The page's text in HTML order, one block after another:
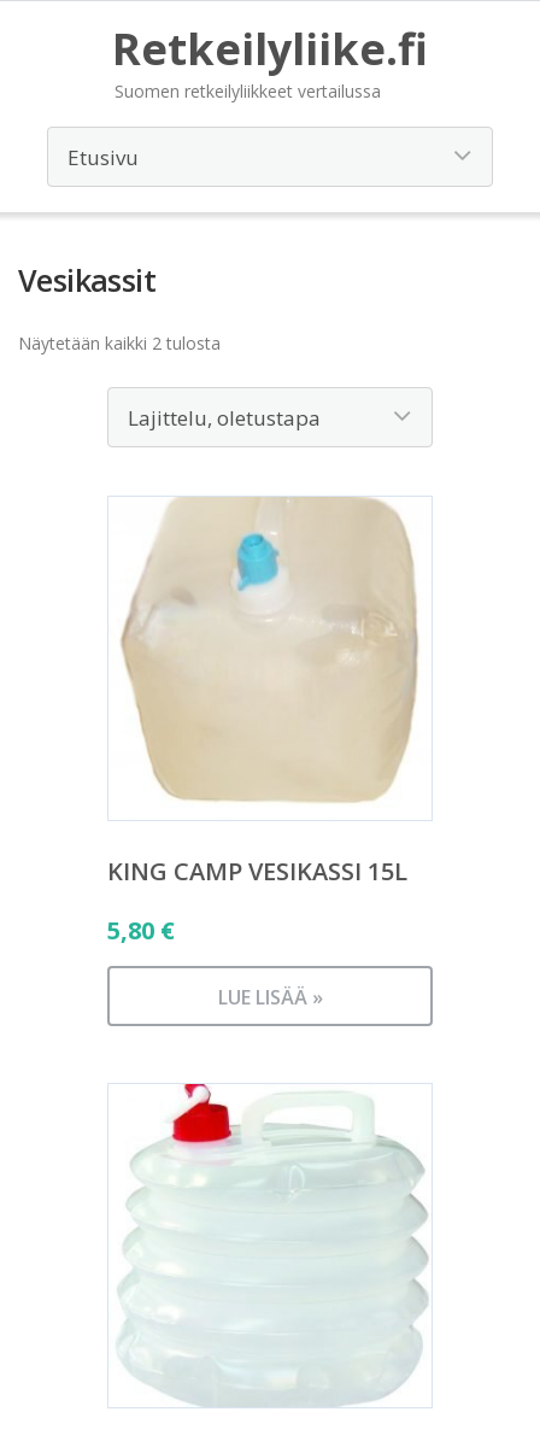
Retkeilyliike.fi
Suomen retkeilyliikkeet vertailussa
Vesikassit
Näytetään kaikki 2 tulosta
KING CAMP VESIKASSI 15L
5,80 €
LUE LISÄÄ »